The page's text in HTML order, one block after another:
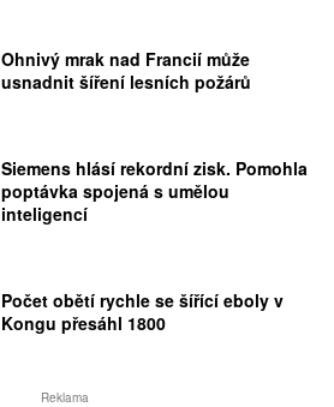
Ohnivý mrak nad Francií může
usnadnit šíření lesních požárů
Siemens hlásí rekordní zisk. Pomohla
poptávka spojená s umělou
inteligencí
Počet obětí rychle se šířící eboly v
Kongu přesáhl 1800
Reklama